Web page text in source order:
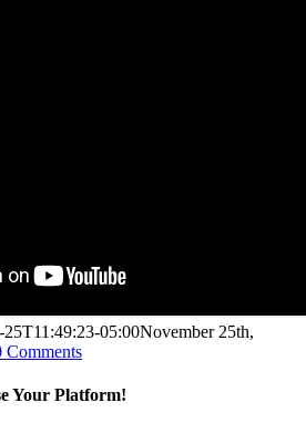
25T11:49:23-05:00November 25th,
Comments
Your Platform!